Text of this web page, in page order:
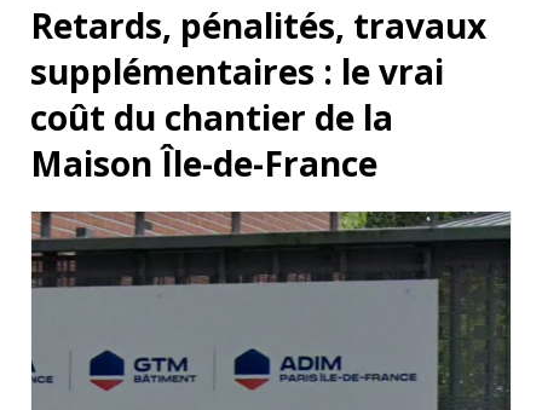
Retards, pénalités, travaux
supplémentaires : le vrai
coût du chantier de la
Maison Île-de-France